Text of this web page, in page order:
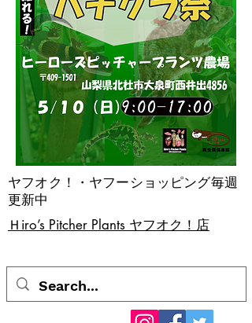
​Ｈiro’s Pitcher Plants ヤフオク！店
ヤフオク！・ヤフーショッピング毎週
更新中